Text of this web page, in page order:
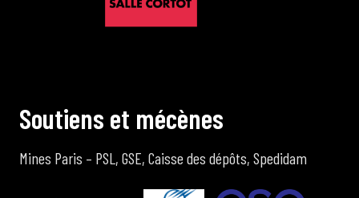
Soutiens et mécènes
Mines Paris – PSL, GSE, Caisse des dépôts, Spedidam